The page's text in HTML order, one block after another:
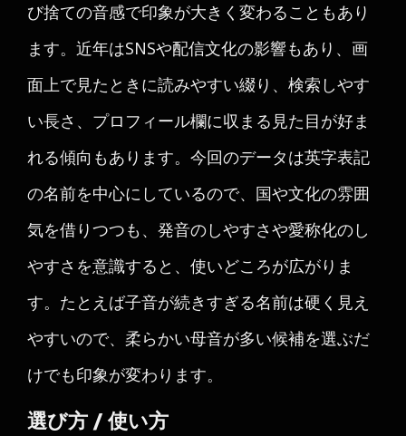
び捨ての音感で印象が大きく変わることもあり
ます。近年はSNSや配信文化の影響もあり、画
面上で見たときに読みやすい綴り、検索しやす
い長さ、プロフィール欄に収まる見た目が好ま
れる傾向もあります。今回のデータは英字表記
の名前を中心にしているので、国や文化の雰囲
気を借りつつも、発音のしやすさや愛称化のし
やすさを意識すると、使いどころが広がりま
す。たとえば子音が続きすぎる名前は硬く見え
やすいので、柔らかい母音が多い候補を選ぶだ
けでも印象が変わります。
選び方 / 使い方